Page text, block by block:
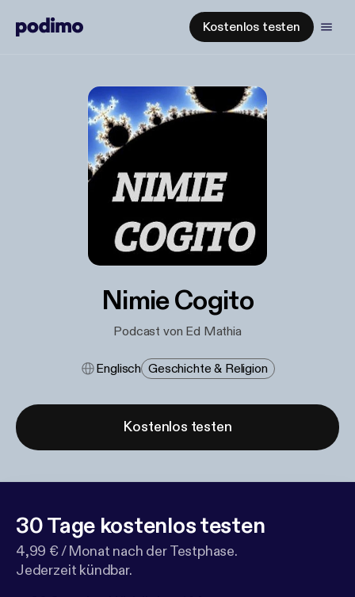
Kostenlos testen
Nimie Cogito
Podcast von Ed Mathia
Englisch Geschichte & Religion
Kostenlos testen
30 Tage kostenlos testen
4,99 € / Monat nach der Testphase.
Jederzeit kündbar.